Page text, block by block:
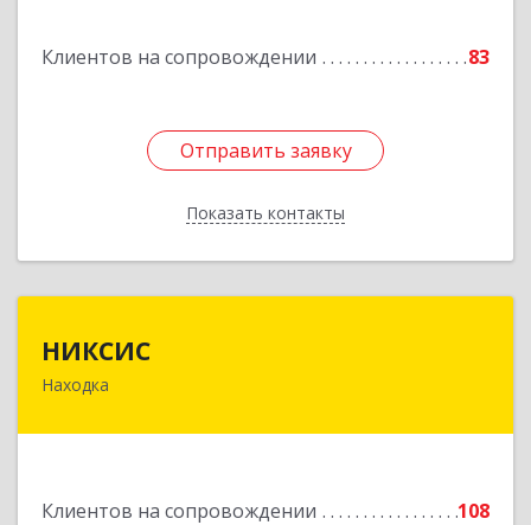
Клиентов на сопровождении 83
Отправить заявку
Показать контакты
Подробнее
Отправить заявку
Назад
НИКСИС
Находка
Клиентов на сопровождении 108